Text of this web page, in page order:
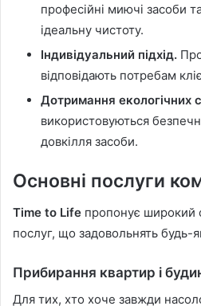
професійні миючі засоби
ідеальну чистоту.
Індивідуальний підхід.
відповідають потребам
Дотримання екологічних
використовуються
довкілля засоби.
Основні послуги
Time to Life пропонує широкий
послуг, що задовольнять будь-
Прибирання квартир і
Для тих, хто хоче завжди